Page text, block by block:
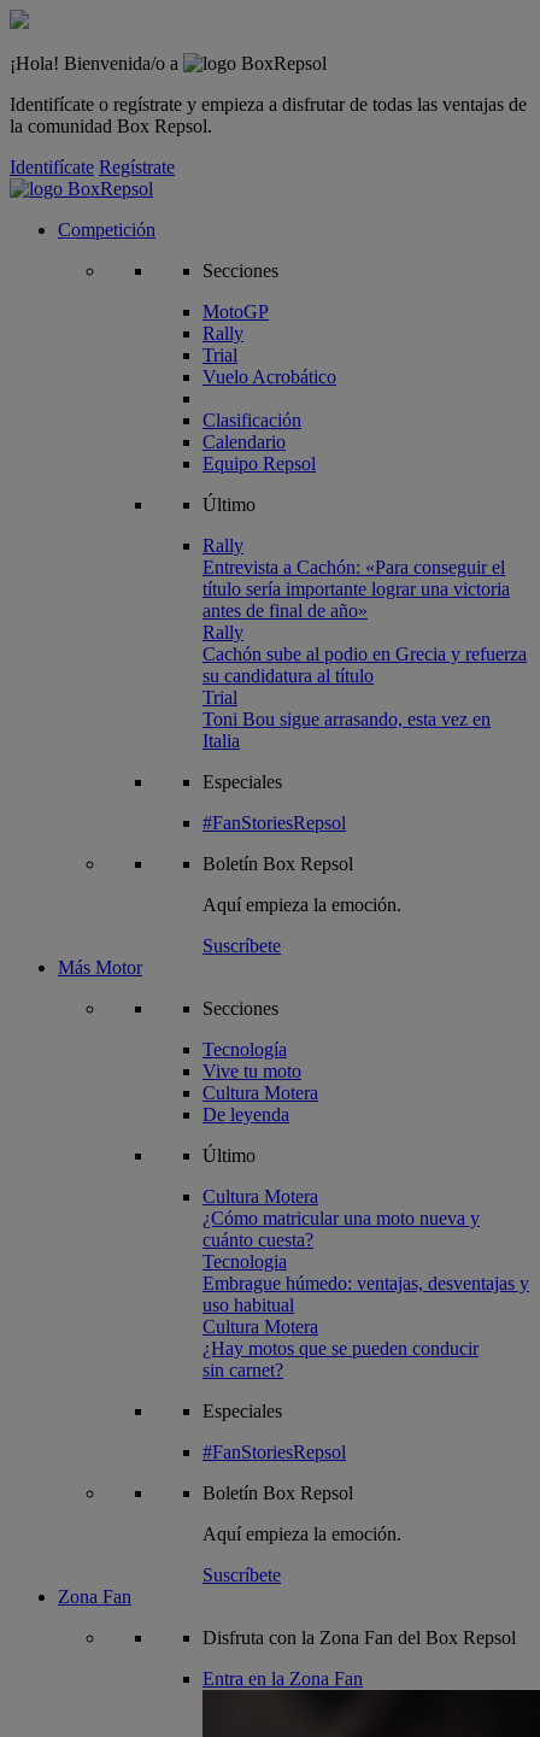
¡Hola! Bienvenida/o a
Identifícate o regístrate y empieza a disfrutar de todas las ventajas de
la comunidad Box Repsol.
Identifícate Regístrate
Competición
Secciones
MotoGP
Rally
Trial
Vuelo Acrobático
Clasificación
Calendario
Equipo Repsol
Último
Rally
Entrevista a Cachón: «Para conseguir el
título sería importante lograr una victoria
antes de final de año»
Rally
Cachón sube al podio en Grecia y refuerza
su candidatura al título
Trial
Toni Bou sigue arrasando, esta vez en
Italia
Especiales
#FanStoriesRepsol
Boletín Box Repsol
Aquí empieza la emoción.
Suscríbete
Más Motor
Secciones
Tecnología
Vive tu moto
Cultura Motera
De leyenda
Último
Cultura Motera
¿Cómo matricular una moto nueva y
cuánto cuesta?
Tecnologia
Embrague húmedo: ventajas, desventajas y
uso habitual
Cultura Motera
¿Hay motos que se pueden conducir
sin carnet?
Especiales
#FanStoriesRepsol
Boletín Box Repsol
Aquí empieza la emoción.
Suscríbete
Zona Fan
Disfruta con la Zona Fan del Box Repsol
Entra en la Zona Fan